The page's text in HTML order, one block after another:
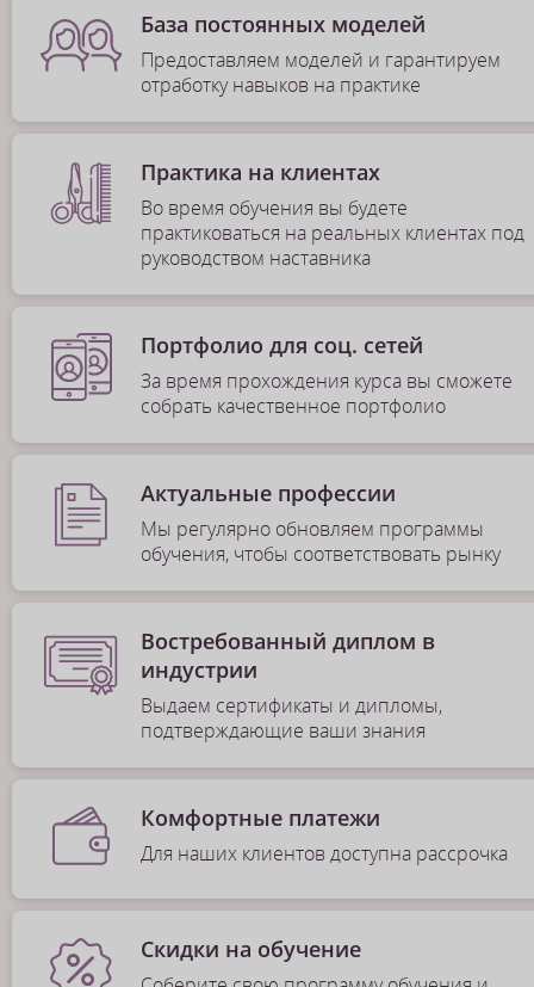
База постоянных моделей
Предоставляем моделей и гарантируем
отработку навыков на практике
Практика на клиентах
Во время обучения вы будете
практиковаться на реальных клиентах под
руководством наставника
Портфолио для соц. сетей
За время прохождения курса вы сможете
собрать качественное портфолио
Актуальные профессии
Мы регулярно обновляем программы
обучения, чтобы соответствовать рынку
Востребованный диплом в
индустрии
Выдаем сертификаты и дипломы,
подтверждающие ваши знания
Комфортные платежи
Для наших клиентов доступна рассрочка
Скидки на обучение